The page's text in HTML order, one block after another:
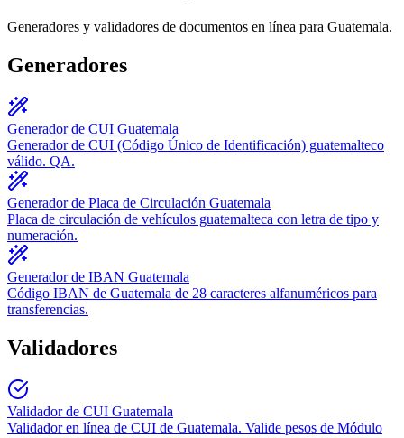
Generadores y validadores de documentos en línea para Guatemala.
Generadores
Generador de CUI Guatemala
Generador de CUI (Código Único de Identificación) guatemalteco
válido. QA.
Generador de Placa de Circulación Guatemala
Placa de circulación de vehículos guatemalteca con letra de tipo y
numeración.
Generador de IBAN Guatemala
Código IBAN de Guatemala de 28 caracteres alfanuméricos para
transferencias.
Validadores
Validador de CUI Guatemala
Validador en línea de CUI de Guatemala. Valide pesos de Módulo